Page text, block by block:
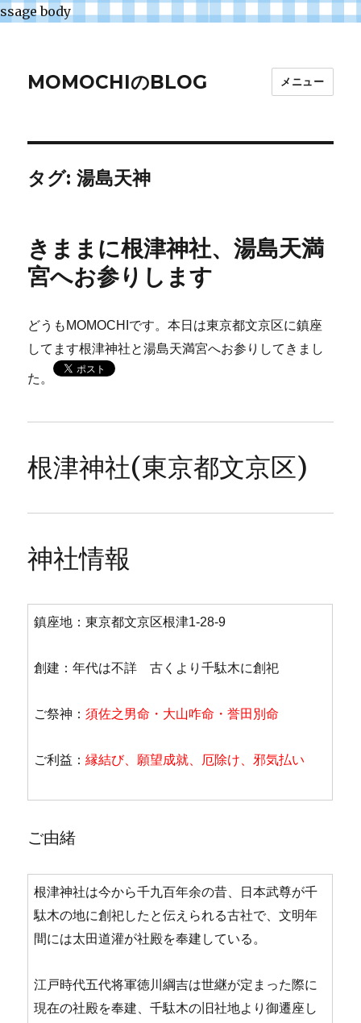
ssage body
MOMOCHIのBLOG メニュー
タグ:湯島天神
きままに根津神社、湯島天満
宮へお参りします
どうもMOMOCHIです。本日は東京都文京区に鎮座
してます根津神社と湯島天満宮へお参りしてきまし
た。
根津神社(東京都文京区)
神社情報
鎮座地：東京都文京区根津1-28-9
創建：年代は不詳 古くより千駄木に創祀
ご祭神：須佐之男命 ・ 大山咋命 ・誉田別命
ご利益：縁結び、願望成就、厄除け、邪気払い
ご由緒
根津神社は今から千九百年余の昔、日本武尊が千
駄木の地に創祀したと伝えられる古社で、文明年
間には太田道灌が社殿を奉建している。
江戸時代五代将軍徳川綱吉は世継が定まった際に
現在の社殿を奉建、千駄木の旧社地より御遷座し